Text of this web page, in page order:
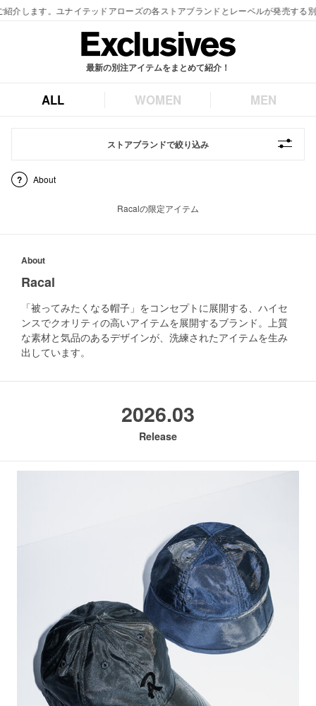
最新の別注アイテムをまとめて紹介！
ALL WOMEN MEN
About
ストアブランドで絞り込み
Racalの限定アイテム
About
Racal
「被ってみたくなる帽子」をコンセプトに展開する、ハイセ
ンスでクオリティの高いアイテムを展開するブランド。上質
な素材と気品のあるデザインが、洗練されたアイテムを生み
出しています。
2026.03
Release